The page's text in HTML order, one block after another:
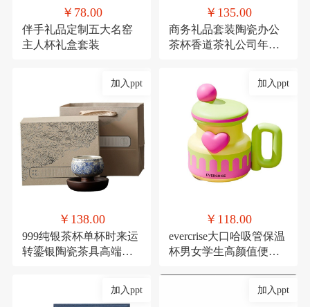
￥78.00
伴手礼品定制五大名窑
主人杯礼盒套装
￥135.00
商务礼品套装陶瓷办公
茶杯香道茶礼公司年会
加入ppt
￥138.00
999纯银茶杯单杯时来运
转鎏银陶瓷茶具高端主
加入ppt
￥118.00
evercrise大口哈吸管保温
杯男女学生高颜值便携
加入ppt 加入ppt